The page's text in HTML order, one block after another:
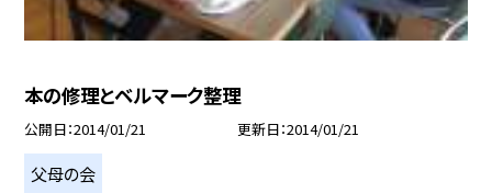
本の修理とベルマーク整理
公開日 2014/01/21 更新日 2014/01/21
父母の会